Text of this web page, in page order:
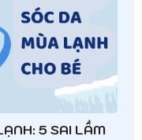
5 SAI LẦM